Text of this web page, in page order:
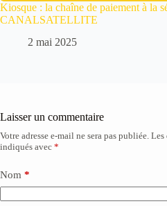
Kiosque : la chaîne de paiement à la
CANALSATELLITE
2 mai 2025
Laisser un commentaire
Votre adresse e-mail ne sera pas publiée. Les
indiqués avec *
Nom *
A
l
e
r
n